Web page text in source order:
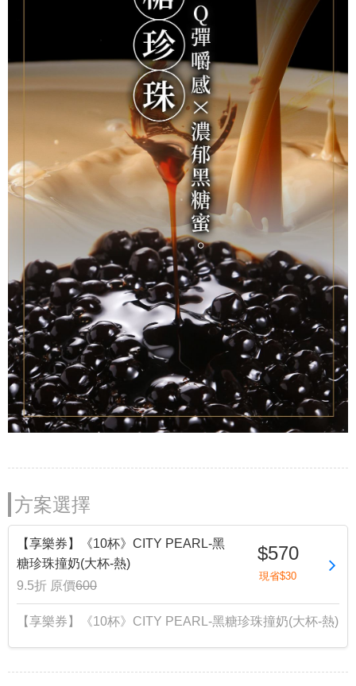
方案選擇
【享樂券】《10杯》CITY PEARL-黑
糖珍珠撞奶(大杯-熱)
9.5折 原價600
$570
現省$30
【享樂券】《10杯》CITY PEARL-黑糖珍珠撞奶(大杯-熱)